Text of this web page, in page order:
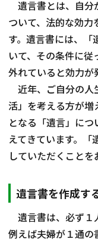
遺言書とは、自分
ついて、法的な効
す。遺言書には、「
いて、その条件に従
外れていると効力が
近年、ご自分の人
活」を考える方が増
となる「遺言」に
えてきています。
していただくことを
遺言書を作成す
遺言書は、必ず１
例えば夫婦が１通の